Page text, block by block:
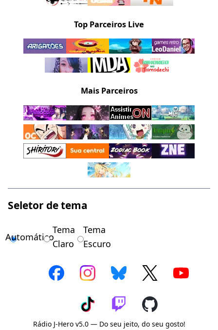
Top Parceiros Live
Mais Parceiros
Seletor de tema
Automático
Tema
Claro
Tema
Escuro
Rádio J-Hero v5.0 — Do seu jeito, do seu gosto!